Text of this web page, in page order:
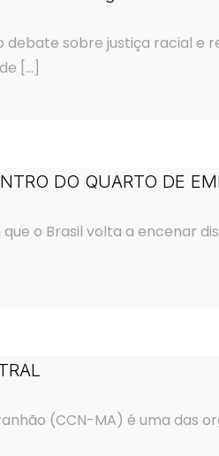
debate sobre justiça racial e
[…]
DO QUARTO DE
que o Brasil volta a
(CCN-MA) é uma das